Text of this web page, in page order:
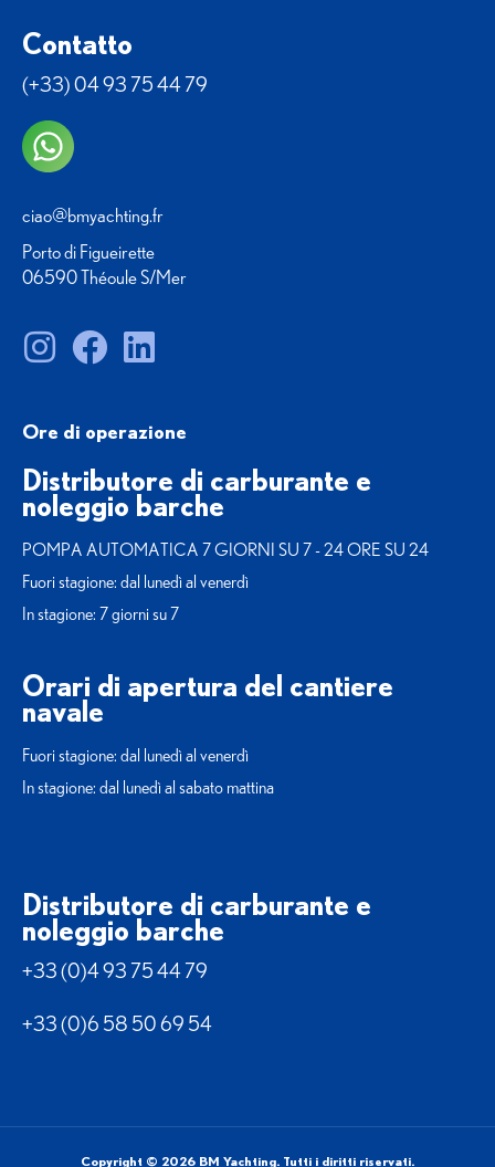
Contatto
(+33) 04 93 75 44 79
ciao@bmyachting.fr
Porto di Figueirette
06590 Théoule S/Mer
Ore di operazione
Distributore di carburante e
noleggio barche
POMPA AUTOMATICA 7 GIORNI SU 7 - 24 ORE SU 24
Fuori stagione: dal lunedì al venerdì
In stagione: 7 giorni su 7
Orari di apertura del cantiere
navale
Fuori stagione: dal lunedì al venerdì
In stagione: dal lunedì al sabato mattina
Distributore di carburante e
noleggio barche
+33 (0)4 93 75 44 79
+33 (0)6 58 50 69 54
Copyright © 2026 BM Yachting. Tutti i diritti riservati.